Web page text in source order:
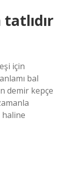
için
bal
demir kepçe
haline